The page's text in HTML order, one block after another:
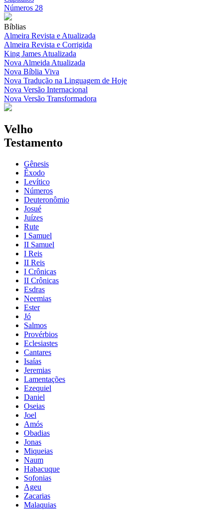
Números 28
Bíblias
Almeira Revista e Atualizada
Almeira Revista e Corrigida
King James Atualizada
Nova Almeida Atualizada
Nova Bíblia Viva
Nova Tradução na Linguagem de Hoje
Nova Versão Internacional
Nova Versão Transformadora
Velho
Testamento
Gênesis
Êxodo
Levítico
Números
Deuteronômio
Josué
Juízes
Rute
I Samuel
II Samuel
I Reis
II Reis
I Crônicas
II Crônicas
Esdras
Neemias
Ester
Jó
Salmos
Provérbios
Eclesiastes
Cantares
Isaías
Jeremias
Lamentações
Ezequiel
Daniel
Oseias
Joel
Amós
Obadias
Jonas
Miqueias
Naum
Habacuque
Sofonias
Ageu
Zacarias
Malaquias